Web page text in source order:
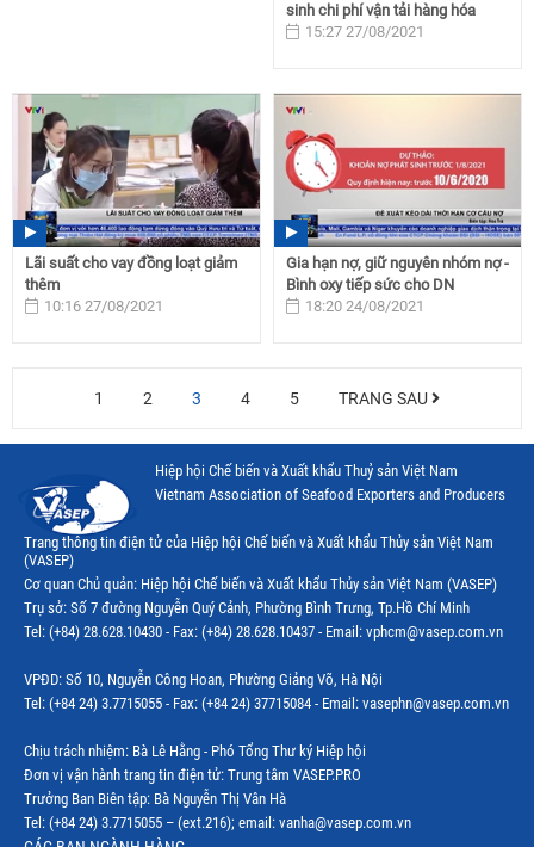
sinh chi phí vận tải hàng hóa
15:27 27/08/2021
Lãi suất cho vay đồng loạt giảm
thêm
10:16 27/08/2021
Gia hạn nợ, giữ nguyên nhóm nợ -
Bình oxy tiếp sức cho DN
18:20 24/08/2021
1 2 3 4 5 TRANG SAU
Hiệp hội Chế biến và Xuất khẩu Thuỷ sản Việt Nam
Vietnam Association of Seafood Exporters and Producers
Trang thông tin điện tử của Hiệp hội Chế biến và Xuất khẩu Thủy sản Việt Nam
(VASEP)
Cơ quan Chủ quản: Hiệp hội Chế biến và Xuất khẩu Thủy sản Việt Nam (VASEP)
Trụ sở: Số 7 đường Nguyễn Quý Cảnh, Phường Bình Trưng, Tp.Hồ Chí Minh
Tel: (+84) 28.628.10430 - Fax: (+84) 28.628.10437 - Email: vphcm@vasep.com.vn
VPĐD: Số 10, Nguyễn Công Hoan, Phường Giảng Võ, Hà Nội
Tel: (+84 24) 3.7715055 - Fax: (+84 24) 37715084 - Email: vasephn@vasep.com.vn
Chịu trách nhiệm: Bà Lê Hằng - Phó Tổng Thư ký Hiệp hội
Đơn vị vận hành trang tin điện tử: Trung tâm VASEP.PRO
Trưởng Ban Biên tập: Bà Nguyễn Thị Vân Hà
Tel: (+84 24) 3.7715055 – (ext.216); email: vanha@vasep.com.vn